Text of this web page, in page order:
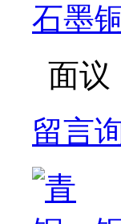
石墨
面议
留言